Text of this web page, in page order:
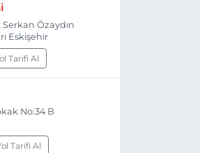
Özaydın
Eskişehir
Tarifi Al
No:34 B
Tarifi Al